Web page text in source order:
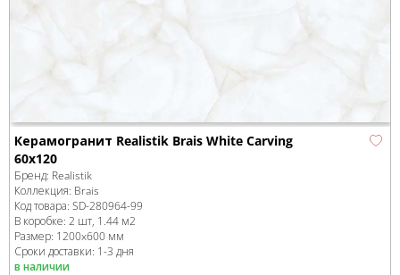
Керамогранит Realistik Brais White Carving
60x120
Бренд: Realistik
Коллекция: Brais
Код товара: SD-280964-99
В коробке: 2 шт, 1.44 м2
Размер: 1200x600 мм
Сроки доставки: 1-3 дня
в наличии